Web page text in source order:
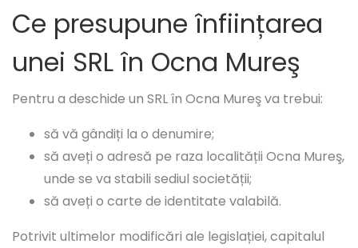
Ce presupune înființarea
unei SRL în Ocna Mureş
Pentru a deschide un SRL în Ocna Mureş va trebui:
să vă gândiți la o denumire;
să aveți o adresă pe raza localității Ocna Mureş,
unde se va stabili sediul societății;
să aveți o carte de identitate valabilă.
Potrivit ultimelor modificări ale legislației, capitalul